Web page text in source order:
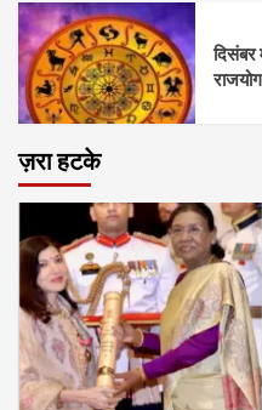
दिसंबर
राजयोग
ज़रा हटके